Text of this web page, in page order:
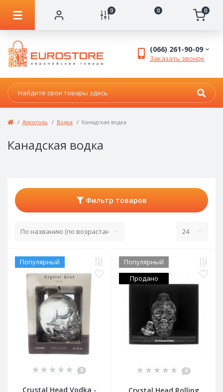
0 0 0
(066) 261-90-09
Заказать звонок
Алкоголь Водка Канадская водка
Канадская водка
Фильтр товаров
Популярный
0
Crustal Head Vodka -
Популярный
Продано
0